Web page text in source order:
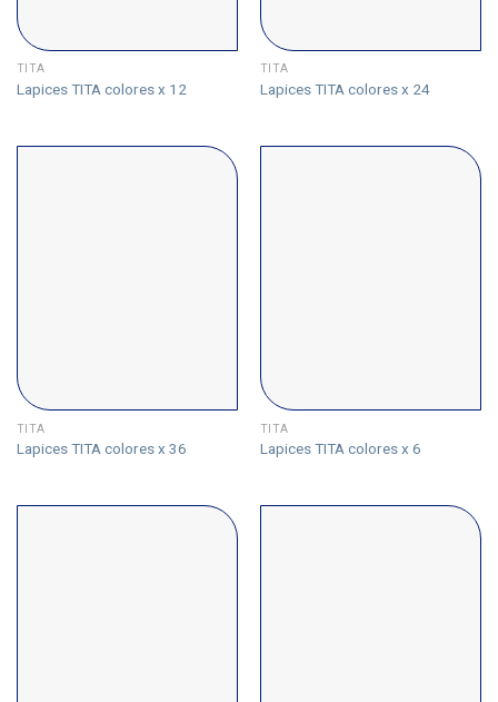
TITA
Lapices TITA colores x 12
TITA
Lapices TITA colores x 24
TITA
Lapices TITA colores x 36
TITA
Lapices TITA colores x 6